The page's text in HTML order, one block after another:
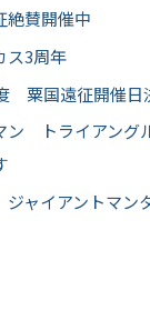
絶賛開催中
ス3周年
粟国遠征開催日
ン トライアング
ャイアントマン